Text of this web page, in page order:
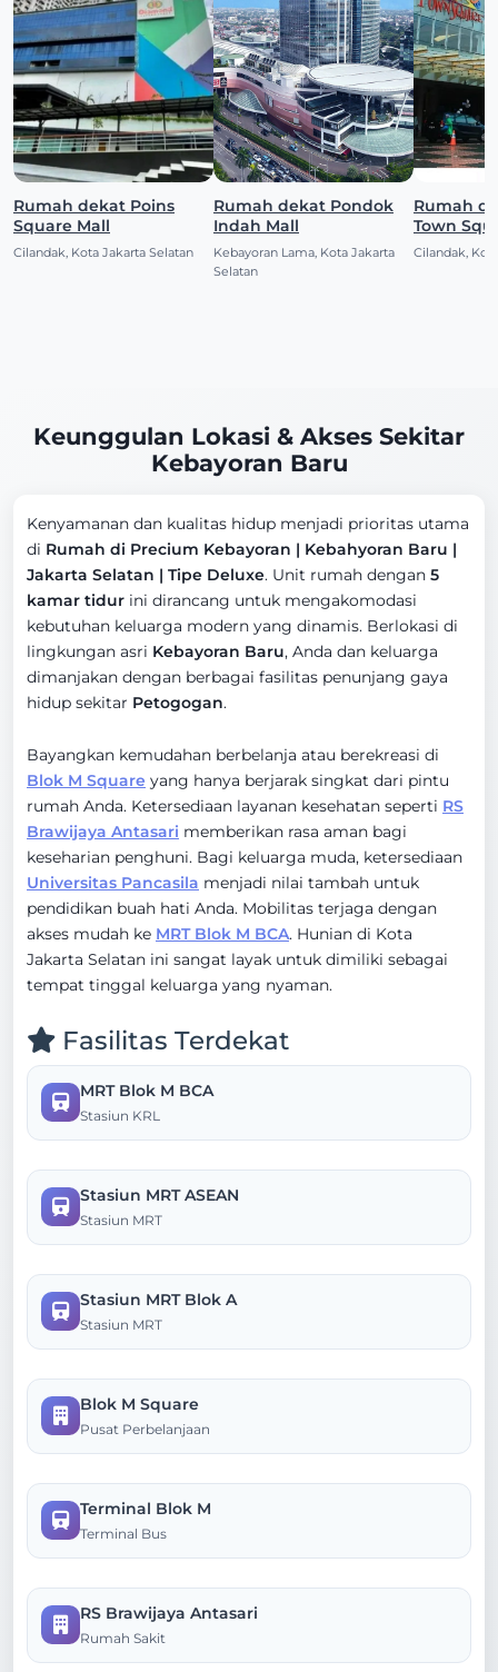
Rumah dekat Poins
Square Mall
Cilandak, Kota Jakarta Selatan
Rumah dekat Pondok
Indah Mall
Kebayoran Lama, Kota Jakarta
Selatan
Rumah
Town
Cilandak,
Keunggulan Lokasi & Akses Sekitar
Kebayoran Baru
Kenyamanan dan kualitas hidup menjadi prioritas utama
di Rumah di Precium Kebayoran | Kebahyoran Baru |
Jakarta Selatan | Tipe Deluxe. Unit rumah dengan 5
kamar tidur ini dirancang untuk mengakomodasi
kebutuhan keluarga modern yang dinamis. Berlokasi di
lingkungan asri Kebayoran Baru, Anda dan keluarga
dimanjakan dengan berbagai fasilitas penunjang gaya
hidup sekitar Petogogan.
Bayangkan kemudahan berbelanja atau berekreasi di
Blok M Square yang hanya berjarak singkat dari pintu
rumah Anda. Ketersediaan layanan kesehatan seperti RS
Brawijaya Antasari memberikan rasa aman bagi
keseharian penghuni. Bagi keluarga muda, ketersediaan
Universitas Pancasila menjadi nilai tambah untuk
pendidikan buah hati Anda. Mobilitas terjaga dengan
akses mudah ke MRT Blok M BCA. Hunian di Kota
Jakarta Selatan ini sangat layak untuk dimiliki sebagai
tempat tinggal keluarga yang nyaman.
Fasilitas Terdekat
MRT Blok M BCA
Stasiun KRL
Stasiun MRT ASEAN
Stasiun MRT
Stasiun MRT Blok A
Stasiun MRT
Blok M Square
Pusat Perbelanjaan
Terminal Blok M
Terminal Bus
RS Brawijaya Antasari
Rumah Sakit